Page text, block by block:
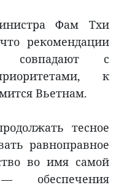
Фам Тхи
рекомендации
с
к
Вьетнам.
тесное
равноправное
во имя самой
обеспечения